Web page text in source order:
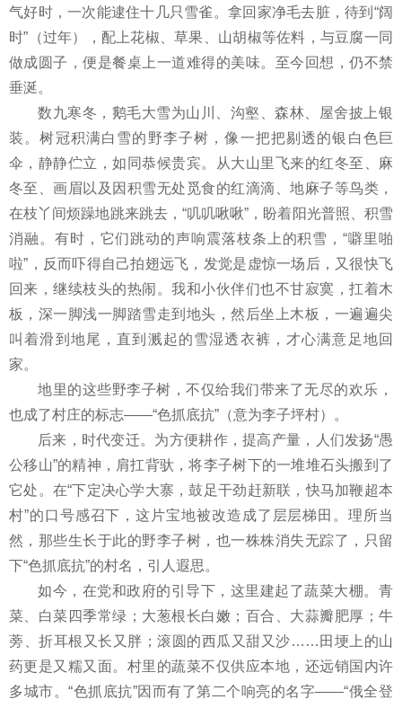
气好时，一次能逮住十几只雪雀。拿回家净毛去脏，待到“阔
时”（过年），配上花椒、草果、山胡椒等佐料，与豆腐一同
做成圆子，便是餐桌上一道难得的美味。至今回想，仍不禁
垂涎。
数九寒冬，鹅毛大雪为山川、沟壑、森林、屋舍披上银
装。树冠积满白雪的野李子树，像一把把剔透的银白色巨
伞，静静伫立，如同恭候贵宾。从大山里飞来的红冬至、麻
冬至、画眉以及因积雪无处觅食的红滴滴、地麻子等鸟类，
在枝丫间烦躁地跳来跳去，“叽叽啾啾”，盼着阳光普照、积雪
消融。有时，它们跳动的声响震落枝条上的积雪，“噼里啪
啦”，反而吓得自己拍翅远飞，发觉是虚惊一场后，又很快飞
回来，继续枝头的热闹。我和小伙伴们也不甘寂寞，扛着木
板，深一脚浅一脚踏雪走到地头，然后坐上木板，一遍遍尖
叫着滑到地尾，直到溅起的雪湿透衣裤，才心满意足地回
家。
地里的这些野李子树，不仅给我们带来了无尽的欢乐，
也成了村庄的标志——“色抓底抗”（意为李子坪村）。
后来，时代变迁。为方便耕作，提高产量，人们发扬“愚
公移山”的精神，肩扛背驮，将李子树下的一堆堆石头搬到了
它处。在“下定决心学大寨，鼓足干劲赶新联，快马加鞭超本
村”的口号感召下，这片宝地被改造成了层层梯田。理所当
然，那些生长于此的野李子树，也一株株消失无踪了，只留
下“色抓底抗”的村名，引人遐思。
如今，在党和政府的引导下，这里建起了蔬菜大棚。青
菜、白菜四季常绿；大葱根长白嫩；百合、大蒜瓣肥厚；牛
蒡、折耳根又长又胖；滚圆的西瓜又甜又沙……田埂上的山
药更是又糯又面。村里的蔬菜不仅供应本地，还远销国内许
多城市。“色抓底抗”因而有了第二个响亮的名字——“俄全登